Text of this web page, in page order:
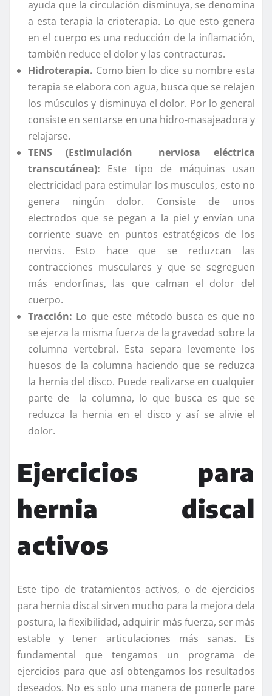
ayuda que la circulación disminuya, se denomina
a esta terapia la crioterapia. Lo que esto genera
en el cuerpo es una reducción de la inflamación,
también reduce el dolor y las contracturas.
Hidroterapia. Como bien lo dice su nombre esta
terapia se elabora con agua, busca que se relajen
los músculos y disminuya el dolor. Por lo general
consiste en sentarse en una hidro-masajeadora y
relajarse.
TENS (Estimulación nerviosa eléctrica
transcutánea): Este tipo de máquinas usan
electricidad para estimular los musculos, esto no
genera ningún dolor. Consiste de unos
electrodos que se pegan a la piel y envían una
corriente suave en puntos estratégicos de los
nervios. Esto hace que se reduzcan las
contracciones musculares y que se segreguen
más endorfinas, las que calman el dolor del
cuerpo.
Tracción: Lo que este método busca es que no
se ejerza la misma fuerza de la gravedad sobre la
columna vertebral. Esta separa levemente los
huesos de la columna haciendo que se reduzca
la hernia del disco. Puede realizarse en cualquier
parte de la columna, lo que busca es que se
reduzca la hernia en el disco y así se alivie el
dolor.
Ejercicios para
hernia discal
activos
Este tipo de tratamientos activos, o de ejercicios
para hernia discal sirven mucho para la mejora dela
postura, la flexibilidad, adquirir más fuerza, ser más
estable y tener articulaciones más sanas. Es
fundamental que tengamos un programa de
ejercicios para que así obtengamos los resultados
deseados. No es solo una manera de ponerle pare